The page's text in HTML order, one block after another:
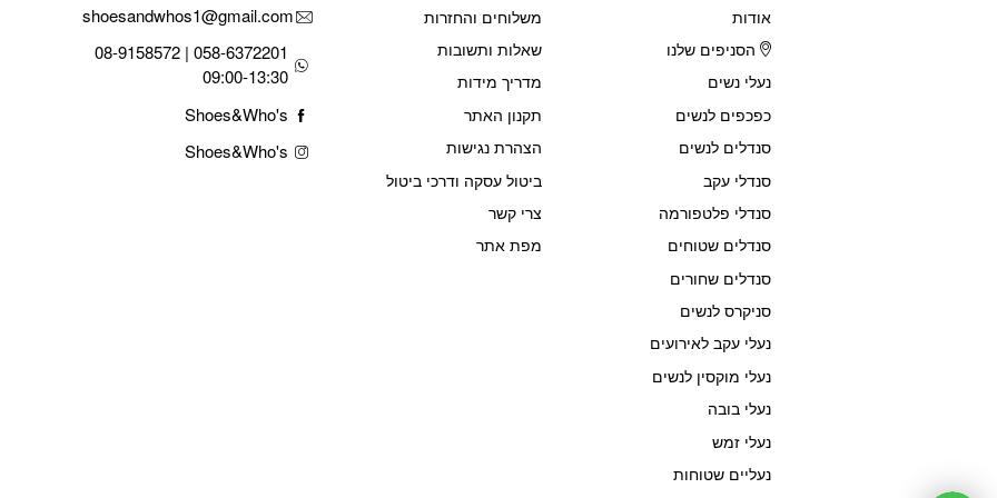
אודות
הסניפים שלנו
נעלי נשים
כפכפים לנשים
סנדלים לנשים
סנדלי עקב
סנדלי פלטפורמה
סנדלים שטוחים
סנדלים שחורים
סניקרס לנשים
נעלי עקב לאירועים
נעלי מוקסין לנשים
נעלי בובה
נעלי זמש
נעליים שטוחות
משלוחים והחזרות
שאלות ותשובות
מדריך מידות
תקנון האתר
הצהרת נגישות
ביטול עסקה ודרכי ביטול
צרי קשר
מפת אתר
shoesandwhos1@gmail.com
058-6372201 | 08-9158572
09:00-13:30
Shoes&Who's
Shoes&Who's